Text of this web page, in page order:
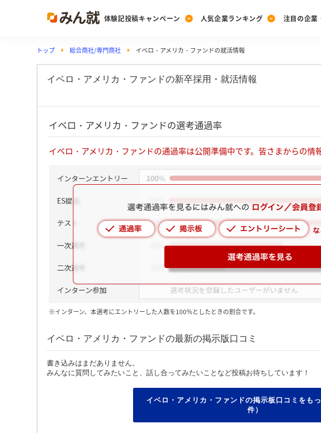
体験記投稿キャンペーン
Post
投稿する
[27卒] 本選考
人気企業ランキング
Ranking
ランキングを見る
投票する
注目の企業
PickUp
注目の企業特集
28卒 IT・DX
動画で知ろう！業界・企業研究
トップ 総合商社/専門商社 イベロ・アメリカ・ファンドの就活情報
イベロ・アメリカ・ファンドの新卒採用・就活情報
イベロ・アメリカ・ファンドの選考通過率
イベロ・アメリカ・ファンドの通過率は公開準備中です。皆さまからの情
※インターン、本選考にエントリーした人数を100％としたときの割合です。
イベロ・アメリカ・ファンドの最新の掲示版口コミ
書き込みはまだありません。
みんなに質問してみたいこと、話し合ってみたいことなど投稿お待ちしています！
イベロ・アメリカ・ファンドの掲示板口コミをも
件）